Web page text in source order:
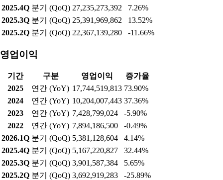
2025.4Q 분기 (QoQ) 27,235,273,392
7.26%
2025.3Q 분기 (QoQ) 25,391,969,862
13.52%
2025.2Q 분기 (QoQ) 22,367,139,280 -11.66%
영업이익
기간 구분 영업이익
증가율
2025
연간 (YoY) 17,744,519,813 73.90%
2024
연간 (YoY) 10,204,007,443 37.36%
2023
연간 (YoY) 7,428,799,024
-5.90%
2022
연간 (YoY) 7,894,186,500
-0.49%
2026.1Q 분기 (QoQ) 5,381,128,604
4.14%
2025.4Q 분기 (QoQ) 5,167,220,827
32.44%
2025.3Q 분기 (QoQ) 3,901,587,384
5.65%
2025.2Q 분기 (QoQ) 3,692,919,283 -25.89%